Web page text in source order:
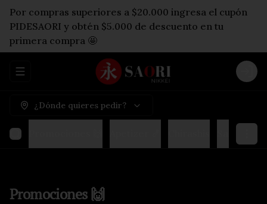
Por compras superiores a $20.000 ingresa el cupón
PIDESAORI y obtén $5.000 de descuento en tu
primera compra 🤩
Abrir menu de navegación
¿Dónde quieres pedir?
Promociones 🙌